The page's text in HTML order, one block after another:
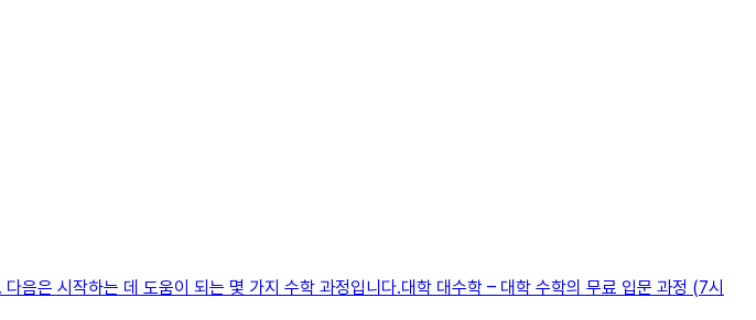
음은 시작하는 데 도움이 되는 몇 가지 수학 과정입니다.대학 대수학 – 대학 수학의 무료 입문 과정 (7시